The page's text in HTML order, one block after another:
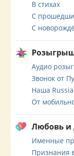
В стихах
С
С
Аудио
Звонок от
Наша Russia
От
Любовь и
Именные
Признания